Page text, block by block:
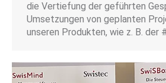
die Vertiefung der geführten
Umsetzungen von geplanten
unseren Produkten, wie z. B. der